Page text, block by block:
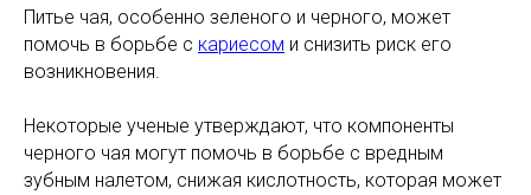
Питье чая, особенно зеленого и черного, может
помочь в борьбе с кариесом и снизить риск его
возникновения.
Некоторые ученые утверждают, что компоненты
черного чая могут помочь в борьбе с вредным
зубным налетом, снижая кислотность, которая может